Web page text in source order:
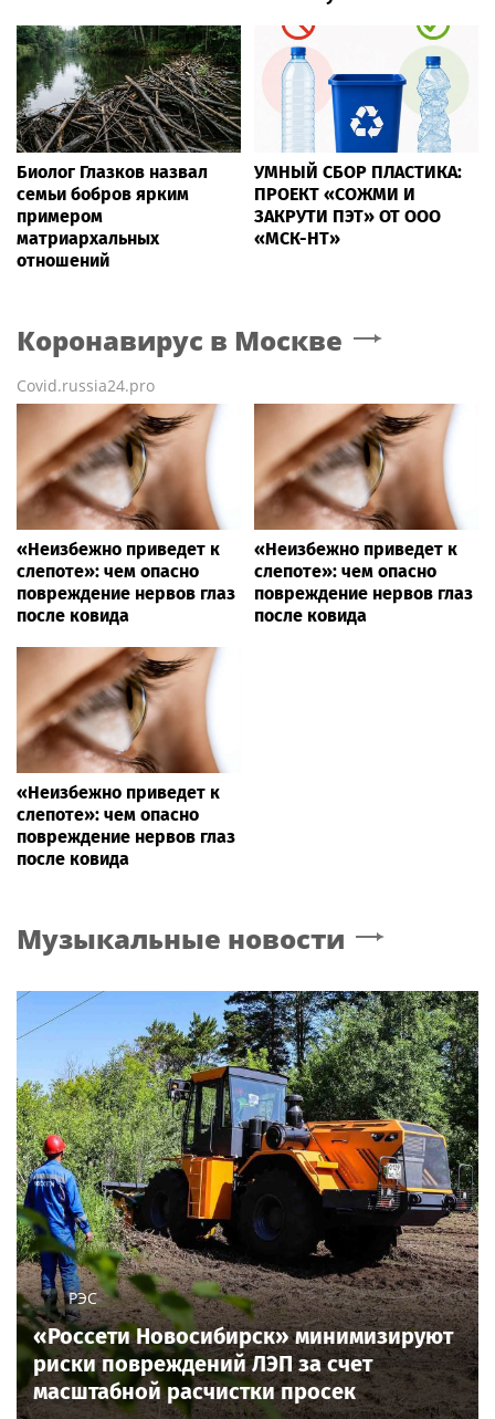
Биолог Глазков назвал
семьи бобров ярким
примером
матриархальных
отношений
УМНЫЙ СБОР ПЛАСТИКА:
ПРОЕКТ «СОЖМИ И
ЗАКРУТИ ПЭТ» ОТ ООО
«МСК-НТ»
Коронавирус в Москве
Covid.russia24.pro
«Неизбежно приведет к
слепоте»: чем опасно
повреждение нервов глаз
после ковида
«Неизбежно приведет к
слепоте»: чем опасно
повреждение нервов глаз
после ковида
«Неизбежно приведет к
слепоте»: чем опасно
повреждение нервов глаз
после ковида
Музыкальные новости
РЭС
«Россети Новосибирск» минимизируют
риски повреждений ЛЭП за счет
масштабной расчистки просек